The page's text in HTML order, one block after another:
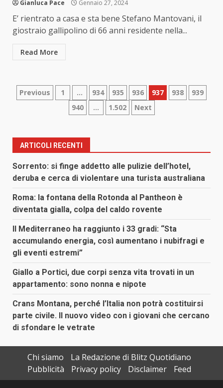
Gianluca Pace Gennaio 27, 2024
E’ rientrato a casa e sta bene Stefano Mantovani, il
giostraio gallipolino di 66 anni residente nella...
Read More
Paginazione
articoli
Previous 1 … 934 935 936 937 938
939
940
… 1.502 Next
ARTICOLI RECENTI
Sorrento: si finge addetto alle pulizie dell’hotel,
deruba e cerca di violentare una turista australiana
Roma: la fontana della Rotonda al Pantheon è
diventata gialla, colpa del caldo rovente
Il Mediterraneo ha raggiunto i 33 gradi: “Sta
accumulando energia, così aumentano i nubifragi e
gli eventi estremi”
Giallo a Portici, due corpi senza vita trovati in un
appartamento: sono nonna e nipote
Crans Montana, perché l’Italia non potrà costituirsi
parte civile. Il nuovo video con i giovani che cercano
di sfondare le vetrate
Chi siamo
La Redazione di Blitz Quotidiano
Pubblicità
Privacy policy Disclaimer
Feed